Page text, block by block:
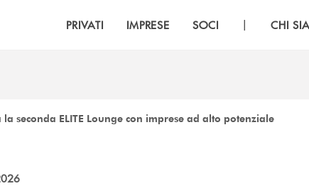
PRIVATI IMPRESE SOCI | CHI
seconda ELITE Lounge con imprese ad alto potenziale